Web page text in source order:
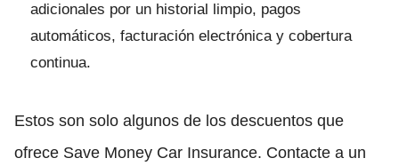
adicionales por un historial limpio, pagos
automáticos, facturación electrónica y cobertura
continua.
Estos son solo algunos de los descuentos que
ofrece Save Money Car Insurance. Contacte a un